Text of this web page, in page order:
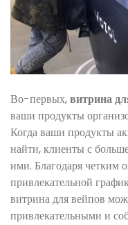
Во-первых,витрина
ваши продукты
Когда ваши продукты
найти, клиенты с
ими. Благодаря четким
привлекательной
витрина для вейпов
привлекательными и